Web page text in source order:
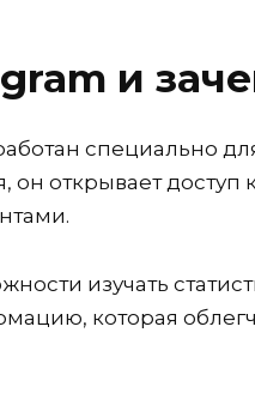
и
специально
он открывает
изучать
которая